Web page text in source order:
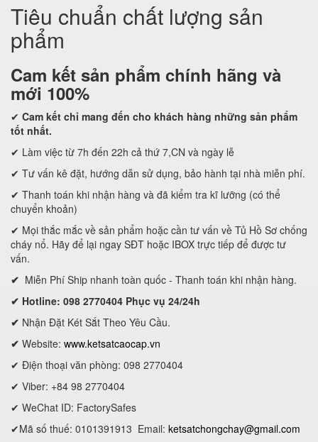
Tiêu chuẩn chất lượng sản
phẩm
Cam kết sản phẩm chính hãng và
mới 100%
✔ Cam kết chỉ mang đến cho khách hàng những sản phẩm
tốt nhất.
✔ Làm việc từ 7h đến 22h cả thứ 7,CN và ngày lễ
✔ Tư vấn kê đặt, hướng dẫn sử dụng, bảo hành tại nhà miễn phí.
✔ Thanh toán khi nhận hàng và đã kiểm tra kĩ lưỡng (có thể
chuyển khoản)
✔ Mọi thắc mắc về sản phẩm hoặc cần tư vấn về Tủ Hồ Sơ chống
cháy nổ. Hãy để lại ngay SĐT hoặc IBOX trực tiếp để được tư
vấn.
✔ Miễn Phí Ship nhanh toàn quốc - Thanh toán khi nhận hàng.
✔ Hotline: 098 2770404 Phục vụ 24/24h
✔ Nhận Đặt Két Sắt Theo Yêu Cầu.
✔ Website: www.ketsatcaocap.vn
✔ Điện thoại văn phòng: 098 2770404
✔ Viber: +84 98 2770404
✔ WeChat ID: FactorySafes
✔Mã số thuế: 0101391913 Email: ketsatchongchay@gmail.com